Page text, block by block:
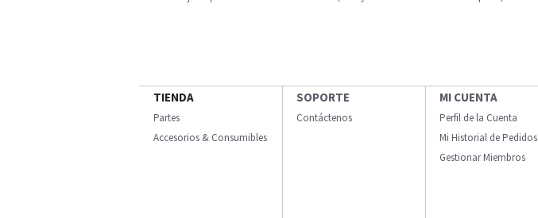
TIENDA
Partes
Accesorios & Consumibles
SOPORTE
Contáctenos
MI CUENTA
Perfil de la Cuenta
Mi Historial de Pedidos
Gestionar Miembros